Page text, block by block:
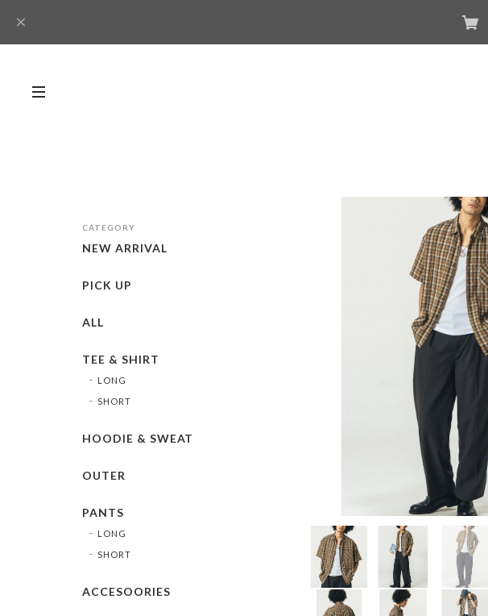
CATEGORY
NEW ARRIVAL
PICK UP
ALL
TEE & SHIRT
LONG
SHORT
HOODIE & SWEAT
OUTER
PANTS
LONG
SHORT
ACCESOORIES